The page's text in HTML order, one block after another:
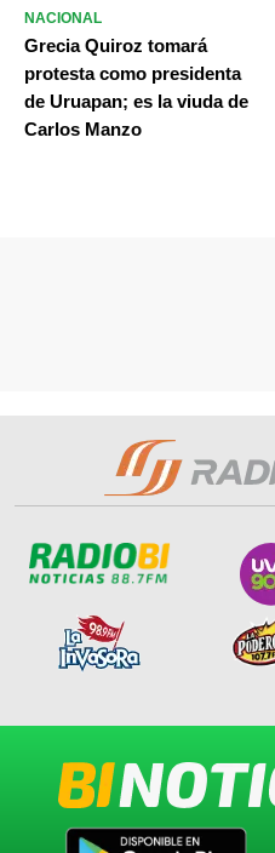
NACIONAL
Grecia Quiroz tomará
protesta como presidenta
de Uruapan; es la viuda de
Carlos Manzo